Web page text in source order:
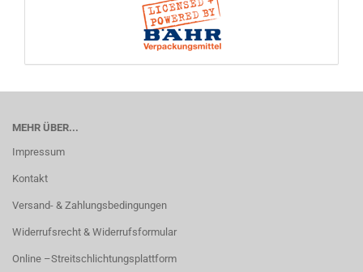
MEHR ÜBER...
Impressum
Kontakt
Versand- & Zahlungsbedingungen
Widerrufsrecht & Widerrufsformular
Online –Streitschlichtungsplattform